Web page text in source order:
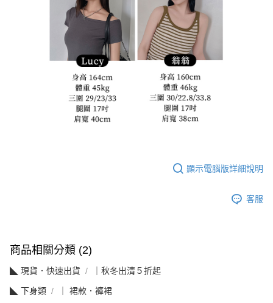
顯示電腦版詳細說明
客服
商品相關分類 (2)
◣ 現貨．快速出貨 ｜秋冬出清５折起
◣ 下身類 ｜ 裙款．褲裙